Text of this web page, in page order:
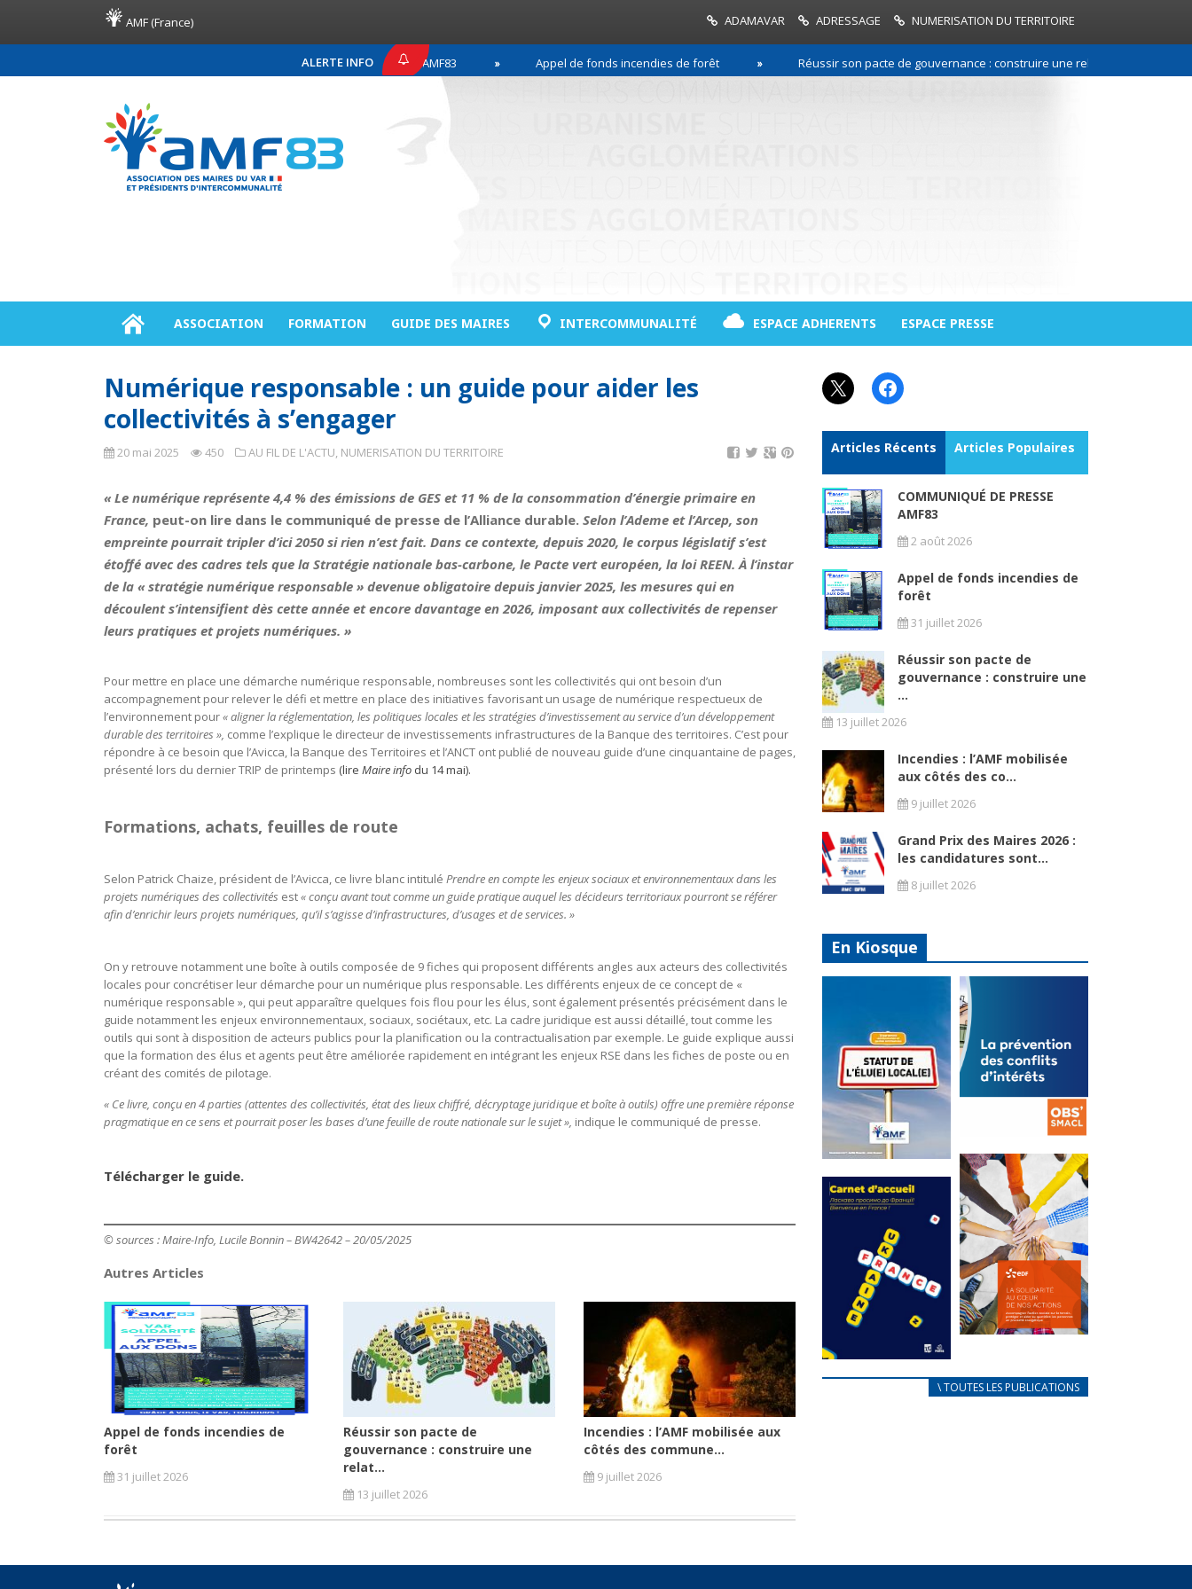
AMF (France) ADAMAVAR ADRESSAGE NUMERISATION DU TERRITOIRE
ALERTE INFO
COMMUNIQUÉ DE PRESSE AMF83 Appel de fonds incendies de forêt
Réussir son pacte de gouvernance : construire une relation de confiance
Canicule : les maires en première ligne
ASSOCIATION FORMATION GUIDE DES MAIRES INTERCOMMUNALITÉ ESPACE ADHERENTS ESPACE PRESSE
Numérique responsable : un guide pour aider les
collectivités à s’engager
20 mai 2025 450 AU FIL DE L'ACTU, NUMERISATION DU TERRITOIRE
« Le numérique représente 4,4 % des émissions de GES et 11 % de la consommation d’énergie primaire en
France, peut-on lire dans le communiqué de presse de l’Alliance durable. Selon l’Ademe et l’Arcep, son
empreinte pourrait tripler d’ici 2050 si rien n’est fait. Dans ce contexte, depuis 2020, le corpus législatif s’est
étoffé avec des cadres tels que la Stratégie nationale bas-carbone, le Pacte vert européen, la loi REEN. À l’instar
de la « stratégie numérique responsable » devenue obligatoire depuis janvier 2025, les mesures qui en
découlent s’intensifient dès cette année et encore davantage en 2026, imposant aux collectivités de repenser
leurs pratiques et projets numériques. »
Pour mettre en place une démarche numérique responsable, nombreuses sont les collectivités qui ont besoin d’un
accompagnement pour relever le défi et mettre en place des initiatives favorisant un usage de numérique respectueux de
l’environnement pour« aligner la réglementation, les politiques locales et les stratégies d’investissement au service d’un développement
durable des territoires », comme l’explique le directeur de investissements infrastructures de la Banque des territoires. C’est pour
répondre à ce besoin que l’Avicca, la Banque des Territoires et l’ANCT ont publié de nouveau guide d’une cinquantaine de pages,
présenté lors du dernier TRIP de printemps (lire Maire info du 14 mai).
Formations, achats, feuilles de route
Selon Patrick Chaize, président de l’Avicca, ce livre blanc intitulé Prendre en compte les enjeux sociaux et environnementaux dans les
projets numériques des collectivités est« conçu avant tout comme un guide pratique auquel les décideurs territoriaux pourront se référer
afin d’enrichir leurs projets numériques, qu’il s’agisse d’infrastructures, d’usages et de services. »
On y retrouve notamment une boîte à outils composée de 9 fiches qui proposent différents angles aux acteurs des collectivités
locales pour concrétiser leur démarche pour un numérique plus responsable. Les différents enjeux de ce concept de «
numérique responsable », qui peut apparaître quelques fois flou pour les élus, sont également présentés précisément dans le
guide notamment les enjeux environnementaux, sociaux, sociétaux, etc. La cadre juridique est aussi détaillé, tout comme les
outils qui sont à disposition de acteurs publics pour la planification ou la contractualisation par exemple. Le guide explique aussi
que la formation des élus et agents peut être améliorée rapidement en intégrant les enjeux RSE dans les fiches de poste ou en
créant des comités de pilotage.
« Ce livre, conçu en 4 parties (attentes des collectivités, état des lieux chiffré, décryptage juridique et boîte à outils) offre une première réponse
pragmatique en ce sens et pourrait poser les bases d’une feuille de route nationale sur le sujet », indique le communiqué de presse.
Télécharger le guide.
© sources : Maire-Info, Lucile Bonnin – BW42642 – 20/05/2025
Autres Articles
Appel de fonds incendies de
forêt
31 juillet 2026
Réussir son pacte de
gouvernance : construire une
relat...
13 juillet 2026
Incendies : l’AMF mobilisée aux
côtés des commune...
9 juillet 2026
X Facebook
Articles Récents Articles Populaires
COMMUNIQUÉ DE PRESSE
AMF83
2 août 2026
Appel de fonds incendies de
forêt
31 juillet 2026
Réussir son pacte de
gouvernance : construire une
...
13 juillet 2026
Incendies : l’AMF mobilisée
aux côtés des co...
9 juillet 2026
Grand Prix des Maires 2026 :
les candidatures sont...
8 juillet 2026
En Kiosque
Statut de
l’élu local
Mise à jour avril
2024
FEUILLETER
La
prévention
des conflits
d’intérêts
18 septembre 2023
FEUILLETER
au coeur de
nos actions
\ TOUTES LES PUBLICATIONS